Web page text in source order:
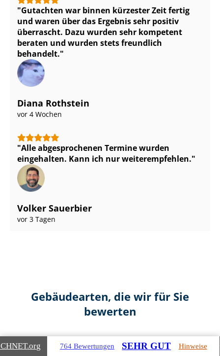
Gutachten war binnen kürzester Zeit fertig
und waren über das Ergebnis sehr positiv
überrascht. Dazu wurden sehr kompetent
beraten und wurden stets freundlich
behandelt.
Diana Rothstein
vor 4 Wochen
Alle abgesprochenen Termine wurden
eingehalten. Kann ich nur weiterempfehlen.
Volker Sauerbier
vor 3 Tagen
Gebäudearten, die wir für Sie
bewerten
.org 764 Bewertungen SEHR GUT Hinweise